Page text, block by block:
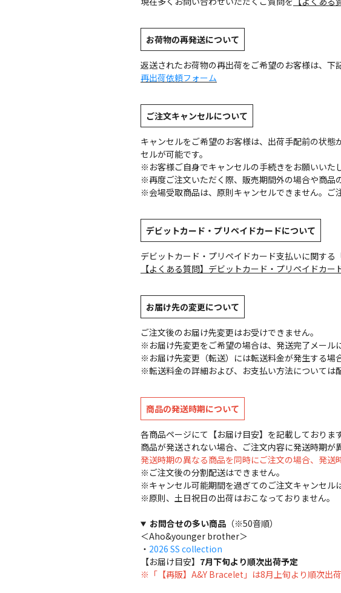
お荷物の再発送について
返送されたお荷物の再出荷をご希望のお客様は、下
再出荷依頼フォーム
ご注文キャンセルについて
キャンセルをご希望のお客様は、出荷手配前の状
セルが可能です。
※お客様ご自身でキャンセルの手続きをお願いいたし
※再度ご注文いただく際、販売期間外の場合や商品
※会場受取商品は、原則キャンセルできません。ご
デビットカード・プリペイドカードについて
デビットカード・プリペイドカード支払いに関する
【よくある質問】デビットカード・プリペイドカー
お届け先の変更について
ご注文後のお届け先変更はお受けできません。
※お届け先変更をご希望の場合は、発送完了メール
※お届け先変更（転送）には転送料金が発生する場
※転送料金の詳細および、お支払い方法については
商品の発送時期について
各商品ページにて【お届け目安】を記載しておりま
商品が発送されない場合、ご注文内容に発送時期が
発送時期の異なる商品を同時にご注文の場合、発送
※ご注文後の分割配送はできません。
※キャンセル可能期間を過ぎてのご注文キャンセル
※原則、土日祝日の出荷はおこなっておりません。
お問合せの多い商品（※50音順）
＜Aho&younger brother＞
・ 2026 SS collection
【お届け目安】 7月下旬より順次出荷予定
※「【再販】A&Y Bracelet」は8月上旬より順次出